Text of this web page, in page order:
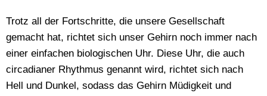
Trotz all der Fortschritte, die unsere Gesellschaft
gemacht hat, richtet sich unser Gehirn noch immer nach
einer einfachen biologischen Uhr. Diese Uhr, die auch
circadianer Rhythmus genannt wird, richtet sich nach
Hell und Dunkel, sodass das Gehirn Müdigkeit und